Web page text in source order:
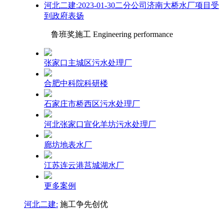
河北二建:2023-01-30二分公司济南大桥水厂项目受
到政府表扬
鲁班奖施工 Engineering performance
张家口主城区污水处理厂
合肥中科院科研楼
石家庄市桥西区污水处理厂
河北张家口宣化羊坊污水处理厂
廊坊地表水厂
江苏连云港莒城湖水厂
更多案例
河北二建: 施工争先创优